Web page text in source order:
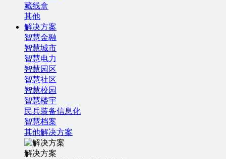
藏线盒
其他
解决方案
智慧金融
智慧城市
智慧电力
智慧园区
智慧社区
智慧校园
智慧楼宇
民兵装备信息化
智慧档案
其他解决方案
解决方案